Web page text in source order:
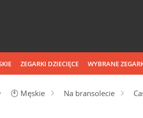
ZEGARKI DZIECIĘCE WYBRANE
🕙 Męskie Na bransolecie